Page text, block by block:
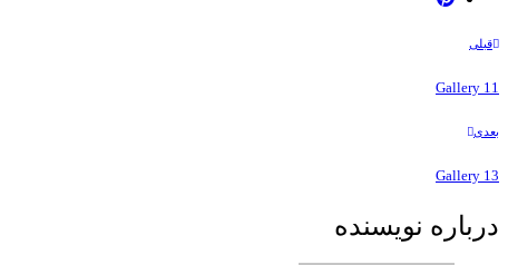
قبلی
Gallery 11
بعدی
Gallery 13
درباره نویسنده